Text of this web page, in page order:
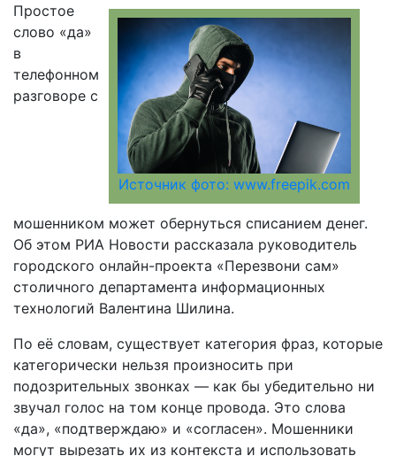
Источник фото: www.freepik.com
Простое
слово «да»
в
телефонном
разговоре с
мошенником может обернуться списанием денег.
Об этом РИА Новости рассказала руководитель
городского онлайн-проекта «Перезвони сам»
столичного департамента информационных
технологий Валентина Шилина.
По её словам, существует категория фраз, которые
категорически нельзя произносить при
подозрительных звонках — как бы убедительно ни
звучал голос на том конце провода. Это слова
«да», «подтверждаю» и «согласен». Мошенники
могут вырезать их из контекста и использовать